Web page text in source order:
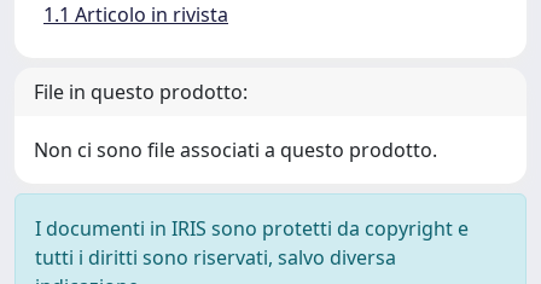
1.1 Articolo in rivista
File in questo prodotto:
Non ci sono file associati a questo prodotto.
I documenti in IRIS sono protetti da copyright e
tutti i diritti sono riservati, salvo diversa